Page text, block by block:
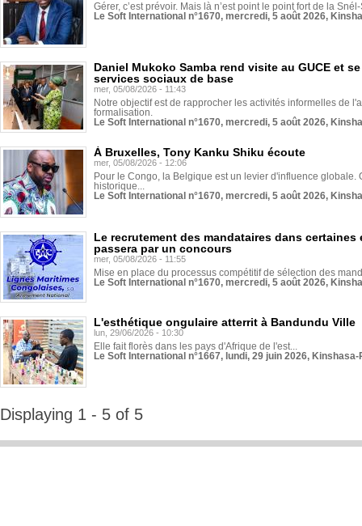
Gérer, c’est prévoir. Mais là n’est point le point fort de la
Le Soft International n°1670, mercredi, 5 août 2026,
Daniel Mukoko Samba rend visite au GUCE et
services sociaux de base
mer, 05/08/2026 - 11:43
Notre objectif est de rapprocher les activités informelles de
formalisation.
Le Soft International n°1670, mercredi, 5 août 2026,
À Bruxelles, Tony Kanku Shiku écoute
mer, 05/08/2026 - 12:06
Pour le Congo, la Belgique est un levier d'influence globale.
historique...
Le Soft International n°1670, mercredi, 5 août 2026,
Le recrutement des mandataires dans
passera par un concours
mer, 05/08/2026 - 11:55
Mise en place du processus compétitif de sélection des
Le Soft International n°1670, mercredi, 5 août 2026,
L'esthétique ongulaire atterrit à Bandundu Ville
lun, 29/06/2026 - 10:30
Elle fait florès dans les pays d'Afrique de l'est...
Le Soft International n°1667, lundi, 29 juin 2026,
Displaying 1 - 5 of 5